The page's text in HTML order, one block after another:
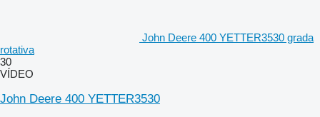
John Deere 400 YETTER3530 grada
rotativa
30
VÍDEO
John Deere 400 YETTER3530